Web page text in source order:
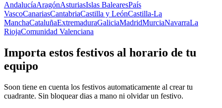
AndalucíaAragónAsturiasIslas BalearesPaís
VascoCanariasCantabriaCastilla y LeónCastilla-La
ManchaCataluñaExtremaduraGaliciaMadridMurciaNavarraLa
RiojaComunidad Valenciana
Importa estos festivos al horario de tu
equipo
Soon tiene en cuenta los festivos automaticamente al crear tu
cuadrante. Sin bloquear dias a mano ni olvidar un festivo.